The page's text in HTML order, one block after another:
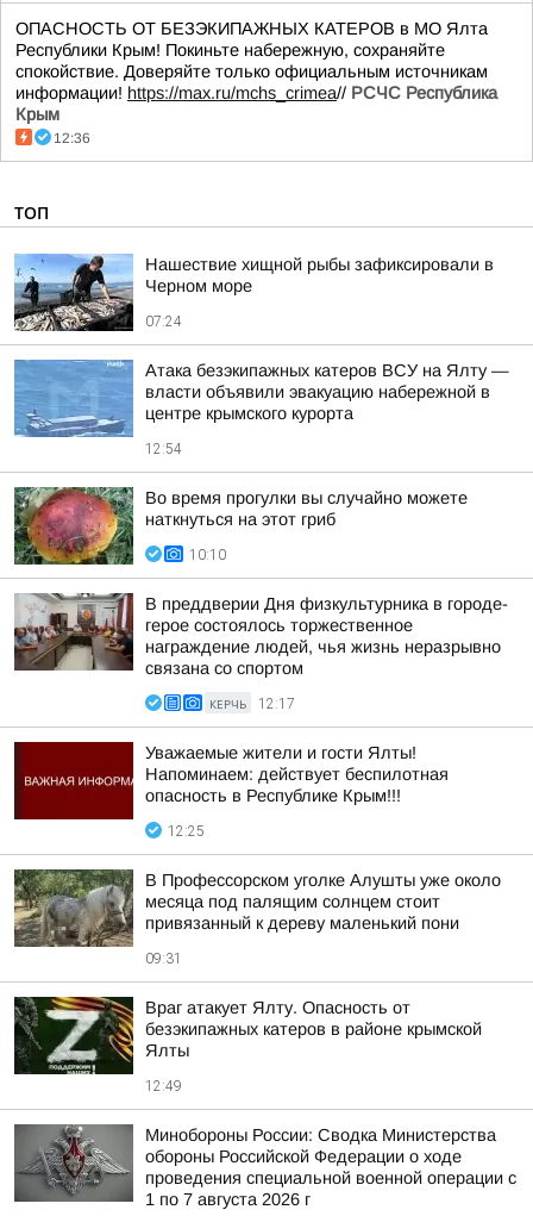
ОПАСНОСТЬ ОТ БЕЗЭКИПАЖНЫХ КАТЕРОВ в МО Ялта
Республики Крым! Покиньте набережную, сохраняйте
спокойствие. Доверяйте только официальным источникам
информации! https://max.ru/mchs_crimea// РСЧС Республика
Крым
12:36
ТОП
Нашествие хищной рыбы зафиксировали в
Черном море
07:24
Атака безэкипажных катеров ВСУ на Ялту —
власти объявили эвакуацию набережной в
центре крымского курорта
12:54
Во время прогулки вы случайно можете
наткнуться на этот гриб
10:10
В преддверии Дня физкультурника в городе-
герое состоялось торжественное
награждение людей, чья жизнь неразрывно
связана со спортом
КЕРЧЬ 12:17
Уважаемые жители и гости Ялты!
Напоминаем: действует беспилотная
опасность в Республике Крым!!!
12:25
В Профессорском уголке Алушты уже около
месяца под палящим солнцем стоит
привязанный к дереву маленький пони
09:31
Враг атакует Ялту. Опасность от
безэкипажных катеров в районе крымской
Ялты
12:49
Минобороны России: Сводка Министерства
обороны Российской Федерации о ходе
проведения специальной военной операции с
1 по 7 августа 2026 г